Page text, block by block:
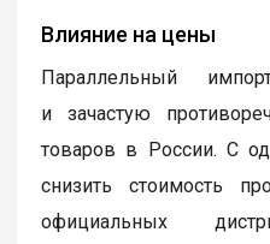
Влияние на цены
Параллельный
и зачастую
товаров в России. С
снизить стоимость
официальных